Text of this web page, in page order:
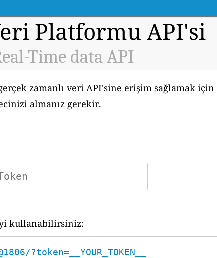
Platformu API'si
Time data API
zamanlı veri API'sine erişim sağlamak için
almanız gerekir.
kullanabilirsiniz:
?token=__YOUR_TOKEN__